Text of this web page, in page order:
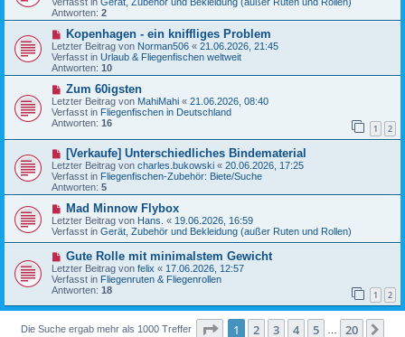
a
g
e
r
B
e
i
t
r
a
g
Antworten: 2
N
e
u
e
r
B
e
i
t
r
a
g
Kopenhagen - ein kniffliges Problem
Letzter Beitrag von Norman506 « 21.06.2026, 21:45
Verfasst in Urlaub & Fliegenfischen weltweit
Antworten: 10
N
e
u
e
r
B
e
i
t
r
a
g
Zum 60igsten
Letzter Beitrag von MahiMahi « 21.06.2026, 08:40
Verfasst in Fliegenfischen in Deutschland
Antworten: 16 1 2
N
e
u
e
r
B
e
i
t
a
g
[Verkaufe] Unterschiedliches Bindematerial
Letzter Beitrag von charles.bukowski « 20.06.2026, 17:25
Verfasst in Fliegenfischen-Zubehör: Biete/Suche
Antworten: 5
N
e
u
e
B
e
i
t
r
a
g
Mad Minnow Flybox
Letzter Beitrag von Hans. « 19.06.2026, 16:59
Verfasst in Gerät, Zubehör und Bekleidung (außer Ruten und Rollen)
N
e
u
e
r
B
i
Gute Rolle mit minimalstem Gewicht
Letzter Beitrag von felix « 17.06.2026, 12:57
Verfasst in Fliegenruten & Fliegenrollen
Antworten: 18 1 2
Die Suche ergab mehr als 1000 Treffer Seite 1von 20
1 2 3 4 5 … 20